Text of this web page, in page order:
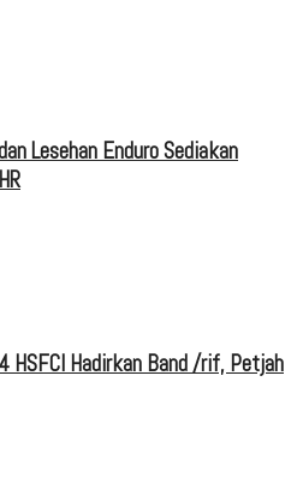
Lesehan Enduro Sediakan
HSFCI Hadirkan Band /rif, Petjah